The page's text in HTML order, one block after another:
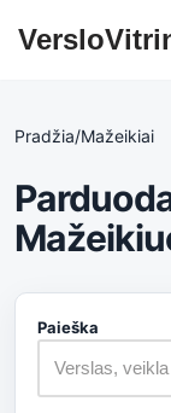
Pradžia/Mažeikiai
Paieška